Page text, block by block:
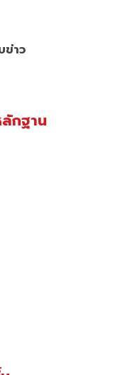
ข่าว
กฐาน